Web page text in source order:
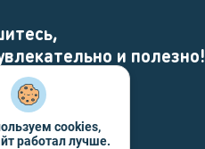
и полезно!
cookies,
работал лучше.